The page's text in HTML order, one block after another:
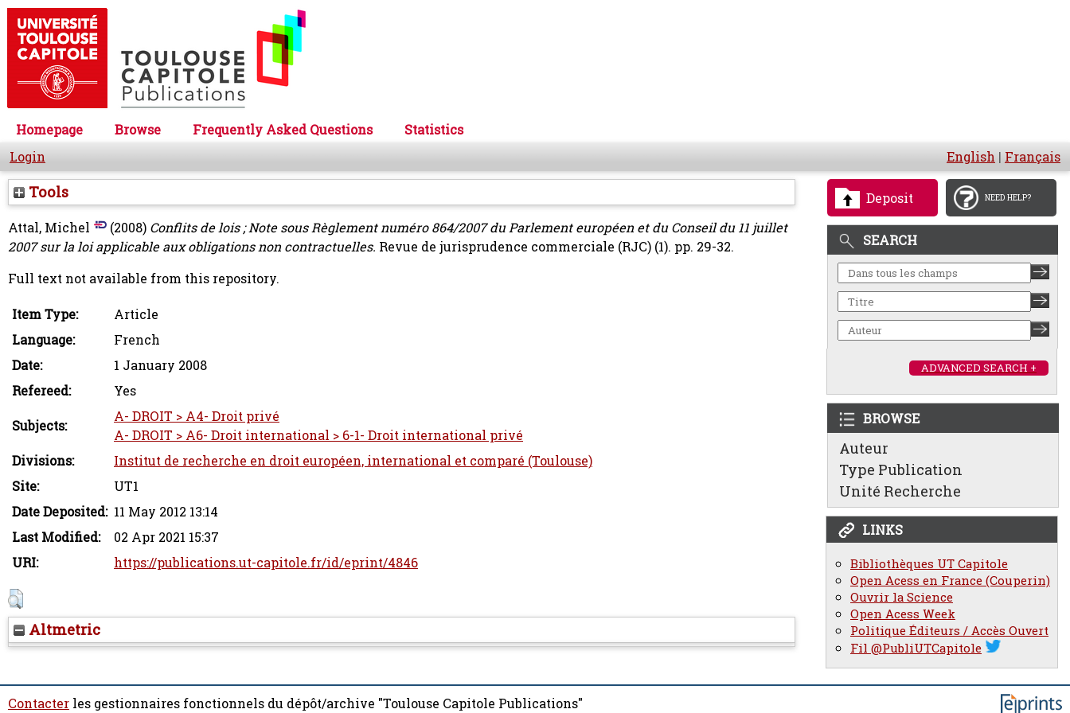
Homepage Browse Frequently Asked Questions
Statistics
Login
English | Français
Deposit NEED HELP?
SEARCH
ADVANCED SEARCH +
BROWSE
Auteur
Type Publication
Unité Recherche
LINKS
Bibliothèques UT Capitole
Open Acess en France (Couperin)
Ouvrir la Science
Open Acess Week
Politique Éditeurs / Accès Ouvert
Fil @PubliUTCapitole
Tools
Attal, Michel (2008) Conflits de lois ; Note sous Règlement numéro 864/2007 du Parlement européen et du Conseil du 11 juillet
2007 sur la loi applicable aux obligations non contractuelles. Revue de jurisprudence commerciale (RJC) (1). pp. 29-32.
Full text not available from this repository.
Item Type:
Article
Language:
French
Date:
1 January 2008
Refereed:
Yes
Subjects:
A- DROIT > A4- Droit privé
A- DROIT > A6- Droit international > 6-1- Droit international privé
Divisions:
Institut de recherche en droit européen, international et comparé (Toulouse)
Site:
UT1
Date Deposited: 11 May 2012 13:14
Last Modified:
02 Apr 2021 15:37
URI:
https://publications.ut-capitole.fr/id/eprint/4846
Altmetric
Contacter les gestionnaires fonctionnels du dépôt/archive "Toulouse Capitole Publications"